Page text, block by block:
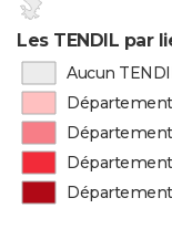
Les TENDIL par
Aucun